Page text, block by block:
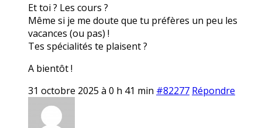
Et toi ? Les cours ?
Même si je me doute que tu préfères un peu les
vacances (ou pas) !
Tes spécialités te plaisent ?
A bientôt !
31 octobre 2025 à 0 h 41 min #82277 Répondre